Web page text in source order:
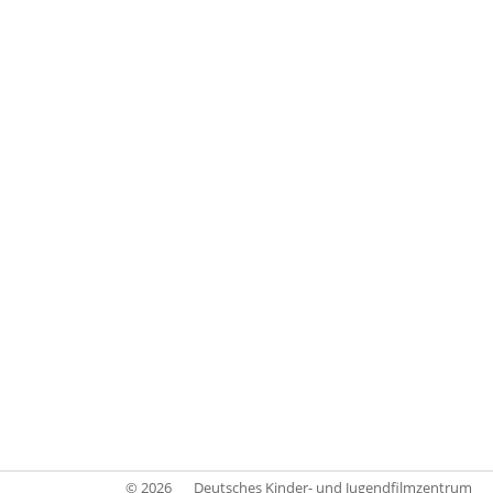
© 2026 Deutsches Kinder- und Jugendfilmzentrum